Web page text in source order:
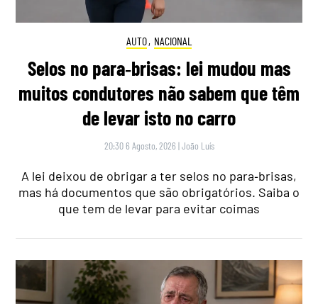
AUTO, NACIONAL
Selos no para‑brisas: lei mudou mas
muitos condutores não sabem que têm
de levar isto no carro
20:30 6 Agosto, 2026 |João Luís
A lei deixou de obrigar a ter selos no para‑brisas,
mas há documentos que são obrigatórios. Saiba o
que tem de levar para evitar coimas